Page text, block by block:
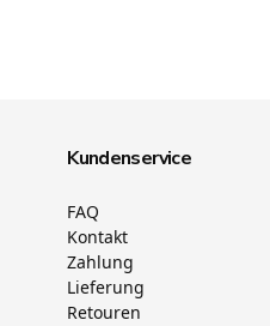
Kundenservice
FAQ
Kontakt
Zahlung
Lieferung
Retouren